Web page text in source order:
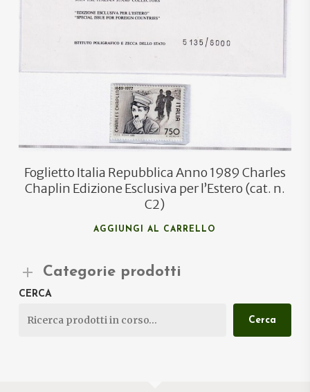
Foglietto Italia Repubblica Anno 1989 Charles
Chaplin Edizione Esclusiva per l’Estero (cat. n.
C2)
AGGIUNGI AL CARRELLO
Categorie prodotti
CERCA
Cerca